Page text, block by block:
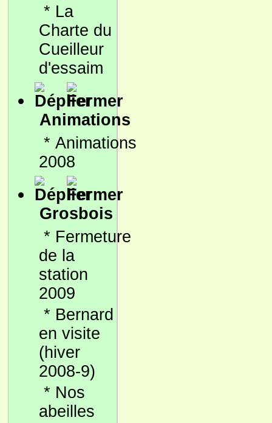
* La
Charte du
Cueilleur
d'essaim
Animations
* Animations
2008
Grosbois
* Fermeture
de la
station
2009
* Bernard
en visite
(hiver
2008-9)
* Nos
abeilles